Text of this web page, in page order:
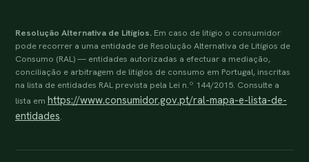
Resolução Alternativa de Litígios. Em caso de litígio o consumidor
pode recorrer a uma entidade de Resolução Alternativa de Litígios de
Consumo (RAL) — entidades autorizadas a efectuar a mediação,
conciliação e arbitragem de litígios de consumo em Portugal, inscritas
na lista de entidades RAL prevista pela Lei n.º 144/2015. Consulte a
lista em https://www.consumidor.gov.pt/ral-mapa-e-lista-de-
entidades.